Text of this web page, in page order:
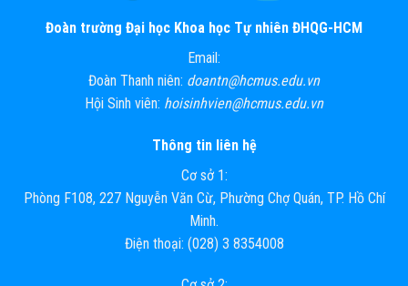
Đoàn trường Đại học Khoa học Tự nhiên ĐHQG-HCM
Email:
Đoàn Thanh niên: doantn@hcmus.edu.vn
Hội Sinh viên: hoisinhvien@hcmus.edu.vn
Thông tin liên hệ
Cơ sở 1:
Phòng F108, 227 Nguyễn Văn Cừ, Phường Chợ Quán, TP. Hồ Chí
Minh.
Điện thoại: (028) 3 8354008